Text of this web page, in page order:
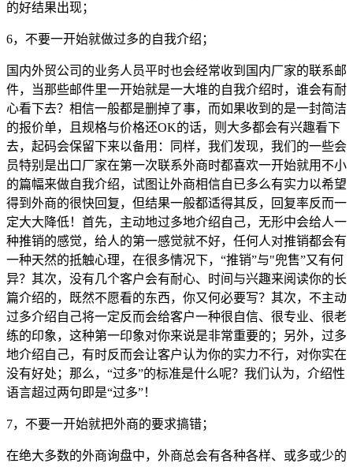
的好结果出现；
6，不要一开始就做过多的自我介绍；
国内外贸公司的业务人员平时也会经常收到国内厂家的联系邮
件，当那些邮件里一开始就是一大堆的自我介绍时，谁会有耐
心看下去？相信一般都是删掉了事，而如果收到的是一封简洁
的报价单，且规格与价格还OK的话，则大多都会有兴趣看下
去，起码会保留下来以备用：同样，我们发现，我们的一些会
员特别是出口厂家在第一次联系外商时都喜欢一开始就用不小
的篇幅来做自我介绍，试图让外商相信自已多么有实力以希望
得到外商的很快回复，但结果一般都适得其反，回复率反而一
定大大降低！首先，主动地过多地介绍自己，无形中会给人一
种推销的感觉，给人的第一感觉就不好，任何人对推销都会有
一种天然的抵触心理，在很多情况下，“推销”与"兜售”又有何
异？其次，没有几个客户会有耐心、时间与兴趣来阅读你的长
篇介绍的，既然不愿看的东西，你又何必要写？其次，不主动
过多介绍自己将一定反而会给客户一种很自信、很专业、很老
练的印象，这种第一印象对你来说是非常重要的；另外，过多
地介绍自己，有时反而会让客户认为你的实力不行，对你实在
没有好处；那么，“过多”的标准是什么呢？我们认为，介绍性
语言超过两句即是“过多”！
7，不要一开始就把外商的要求搞错；
在绝大多数的外商询盘中，外商总会有各种各样、或多或少的